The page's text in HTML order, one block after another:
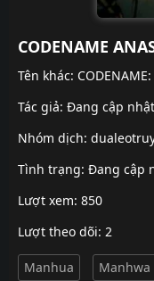
CODENAME
Tên khác: CODENAME:
Tác giả: Đang cập nhật
Nhóm dịch:
Tình trạng: Đang cập
Lượt xem: 850
Lượt theo dõi: 2
Manhua Manhwa